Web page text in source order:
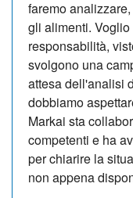
faremo
gli alimenti.
responsabilità,
svolgono una
attesa dell'analisi
dobbiamo
Markai sta
competenti e ha
per chiarire la
non appena